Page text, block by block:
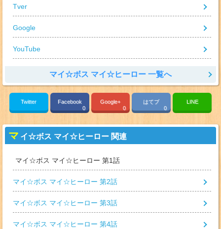
Tver
Google
YouTube
マイ☆ボス マイ☆ヒーロー 一覧へ
Twitter
Facebook
0
Google+
0
はてブ
0
LINE
マ イ☆ボス マイ☆ヒーロー 関連
マイ☆ボス マイ☆ヒーロー 第1話
マイ☆ボス マイ☆ヒーロー 第2話
マイ☆ボス マイ☆ヒーロー 第3話
マイ☆ボス マイ☆ヒーロー 第4話